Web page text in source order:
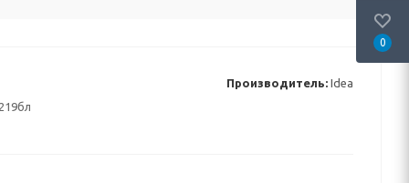
Производитель: Idea
0